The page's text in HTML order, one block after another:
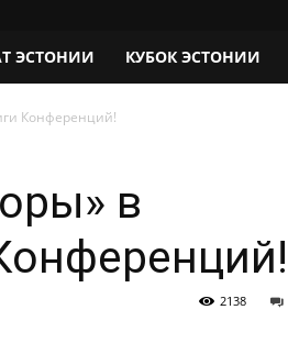
ЭСТОНИИ КУБОК ЭСТОНИИ
Конференций!
в
2138